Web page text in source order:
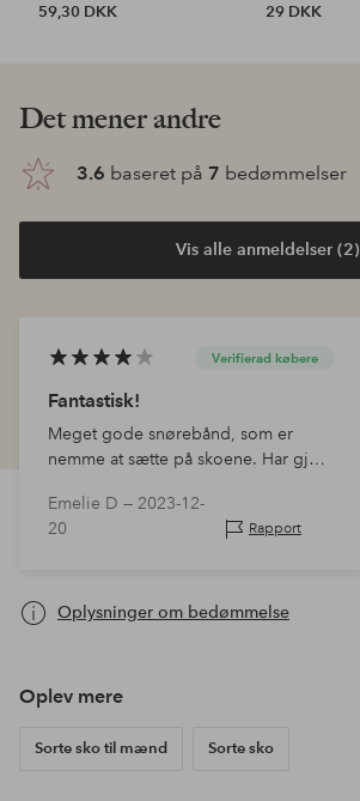
59,30 DKK
29 DKK
Det mener andre
3.6 baseret på 7 bedømmelser
Vis alle anmeldelser (2)
Verifierad købere
Fantastisk!
Meget gode snørebånd, som er
nemme at sætte på skoene. Har gjort
ikke kan binde selv. Jeg ville ønske,
de var lidt tykkere, men bortset fra
Emelie D — 2023-12-
20
Rapport
Oplysninger om bedømmelse
Oplev mere
Sorte sko til mænd Sorte sko